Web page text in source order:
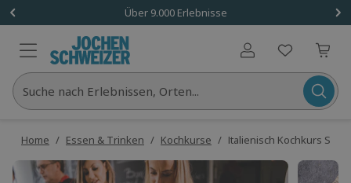
Über 9.000 Erlebnisse
Benutzerkonto
Suche nach Erlebnissen, Orten...
Home / Essen & Trinken / Kochkurse / Italienisch Kochkurs